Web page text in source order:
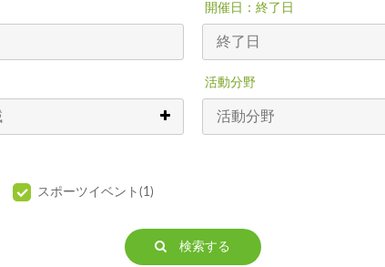
開催日：終了日
活動分野
スポーツイベント(1)
検索する